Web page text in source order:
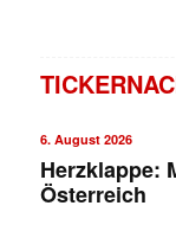
6. August 2026
Herzklappe:
Österreich